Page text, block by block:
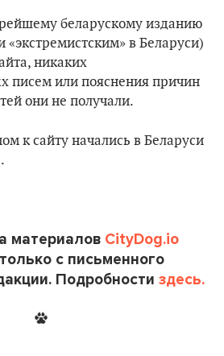
беларускому изданию
«экстремистским» в Беларуси)
никаких
писем или пояснения причин
они не получали.
к сайту начались в Беларуси
материалов CityDog.io
с письменного
Подробности здесь.